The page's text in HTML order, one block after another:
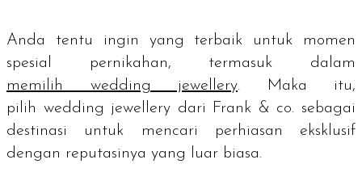
Anda tentu ingin yang terbaik untuk momen
spesial pernikahan, termasuk dalam
memilih wedding jewellery. Maka itu,
pilih wedding jewellery dari Frank & co. sebagai
destinasi untuk mencari perhiasan eksklusif
dengan reputasinya yang luar biasa.